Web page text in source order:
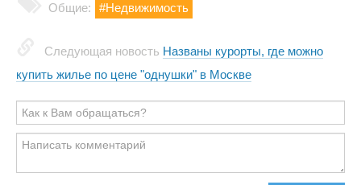
Общие: #Недвижимость
Следующая новость Названы курорты, где можно
купить жилье по цене "однушки" в Москве